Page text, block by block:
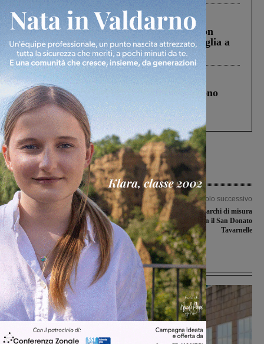
Cronaca 3 Agosto 2026
Scomparso da una struttura di Castiglion
Fiorentino l’uomo che aveva ucciso la figlia a
Levane nel 2020
Cronaca 4 Agosto 2026
Un anno fa la strage in A1 in cui morirono
Gianni, Giulia e Franco. Lo schianto, il
processo, lo stop ai sorpassi fra tir....
Articolo precedente
San Giovanni, sabato 9 settembre
verrà inaugurato il cantiere del Teatro
comunale Bucci
Articolo successivo
Al Montevarchi di misura
l’amichevole con il San Donato
Tavarnelle
Ultime Notizie